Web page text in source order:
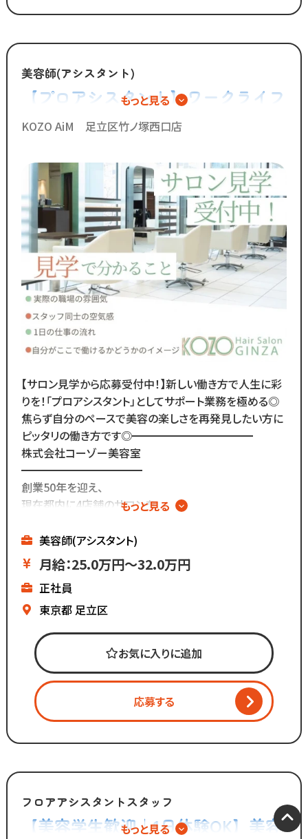
スタッフが長く勤められることを
制度を更新していきます！
◆グループの実績◆
￣￣￣￣￣￣￣￣￣￣￣￣￣
・スタッフ月間平均報酬
・月間来店人数2,000人以上（4店舗平均）
◆SNSで職場のリアルな雰囲気を
チェックできます！◆
￣￣￣￣￣￣￣￣￣￣￣￣￣
／
Instagram・TikTokで
当サロンの日常を配信中♪
＼
スタッフの技術紹介や職場の雰囲気、
撮影イベント・研修会の様子など、
リアルな職場環境をご覧いただけます☆
応募前に一度ご覧ください♪
Instagram ▷「@kozo.recruit」
Tiktok ▷「＠kozo_recruit」
で検索してください！
美容師(アシスタント)
【プロアシスタント】ワークライフ
バランス重視の新しい美容師キャリ
もっと見る
KOZO AiM 足立区竹ノ塚西口店
【サロン見学から応募受付中！】新しい働き方で人生に彩
りを！「プロアシスタント」としてサポート業務を極める◎
焦らず自分のペースで美容の楽しさを再発見したい方に
ピッタリの働き方です◎━━━━━━━━━━━
株式会社コーゾー美容室
━━━━━━━━━━━
創業50年を迎え、
現在都内に4店舗のサロンを
マーケティング会社出身の
2代目社長により
新しい集客方法や
時代に合わせた働き方へ
「いいものは残し、
時代に合わないものは変えていく」
スタッフが長く勤められることを
今後もより働きやすい環境へ
◆グループの実績◆
￣￣￣￣￣￣￣￣￣￣￣￣￣
・スタッフ月間平均報酬
もっと見る
美容師(アシスタント)
月給：25.0万円～32.0万円
正社員
東京都 足立区
お気に入りに追加
応募する
フロアアシスタントスタッフ
【美容学生歓迎｜1日体験OK】美容
もっと見る